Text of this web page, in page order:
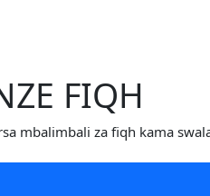
FIQH
mbalimbali za fiqh kama